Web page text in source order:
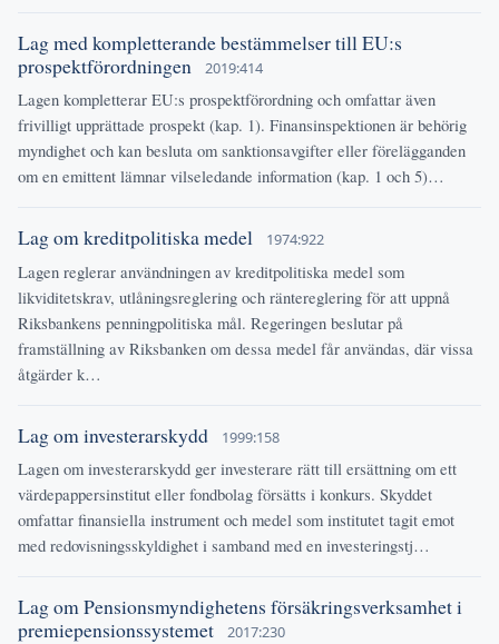
Lag med kompletterande bestämmelser till EU:s
prospektförordningen
2019:414
Lagen kompletterar EU:s prospektförordning och omfattar även
frivilligt upprättade prospekt (kap. 1). Finansinspektionen är behörig
myndighet och kan besluta om sanktionsavgifter eller förelägganden
om en emittent lämnar vilseledande information (kap. 1 och 5)…
Lag om kreditpolitiska medel 1974:922
Lagen reglerar användningen av kreditpolitiska medel som
likviditetskrav, utlåningsreglering och räntereglering för att uppnå
Riksbankens penningpolitiska mål. Regeringen beslutar på
framställning av Riksbanken om dessa medel får användas, där vissa
åtgärder k…
Lag om investerarskydd 1999:158
Lagen om investerarskydd ger investerare rätt till ersättning om ett
värdepappersinstitut eller fondbolag försätts i konkurs. Skyddet
omfattar finansiella instrument och medel som institutet tagit emot
med redovisningsskyldighet i samband med en investeringstj…
Lag om Pensionsmyndighetens försäkringsverksamhet i
premiepensionssystemet
2017:230